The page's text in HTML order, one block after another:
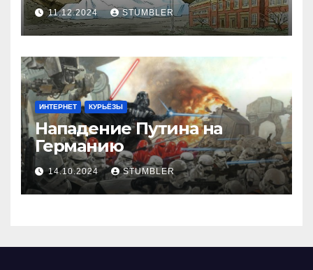
11.12.2024 STUMBLER
ИНТЕРНЕТ КУРЬЁЗЫ
Нападение Путина на
Германию
14.10.2024 STUMBLER